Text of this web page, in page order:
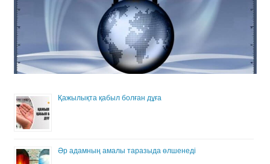
Қажылықта қабыл болған дұға
Әр адамның амалы таразыда өлшенеді